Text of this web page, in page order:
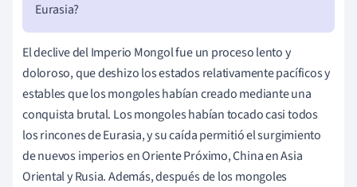
Eurasia?
El declive del Imperio Mongol fue un proceso lento y
doloroso, que deshizo los estados relativamente pacíficos y
estables que los mongoles habían creado mediante una
conquista brutal. Los mongoles habían tocado casi todos
los rincones de Eurasia, y su caída permitió el surgimiento
de nuevos imperios en Oriente Próximo, China en Asia
Oriental y Rusia. Además, después de los mongoles